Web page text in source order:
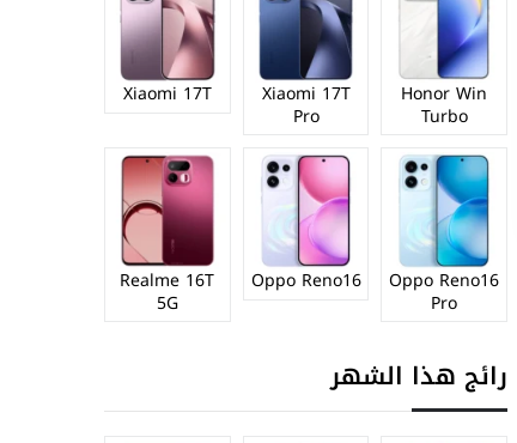
Honor Win
Turbo
Xiaomi 17T
Pro
Xiaomi 17T
Oppo Reno16
Pro
Oppo Reno16
Realme 16T
5G
رائج هذا الشهر